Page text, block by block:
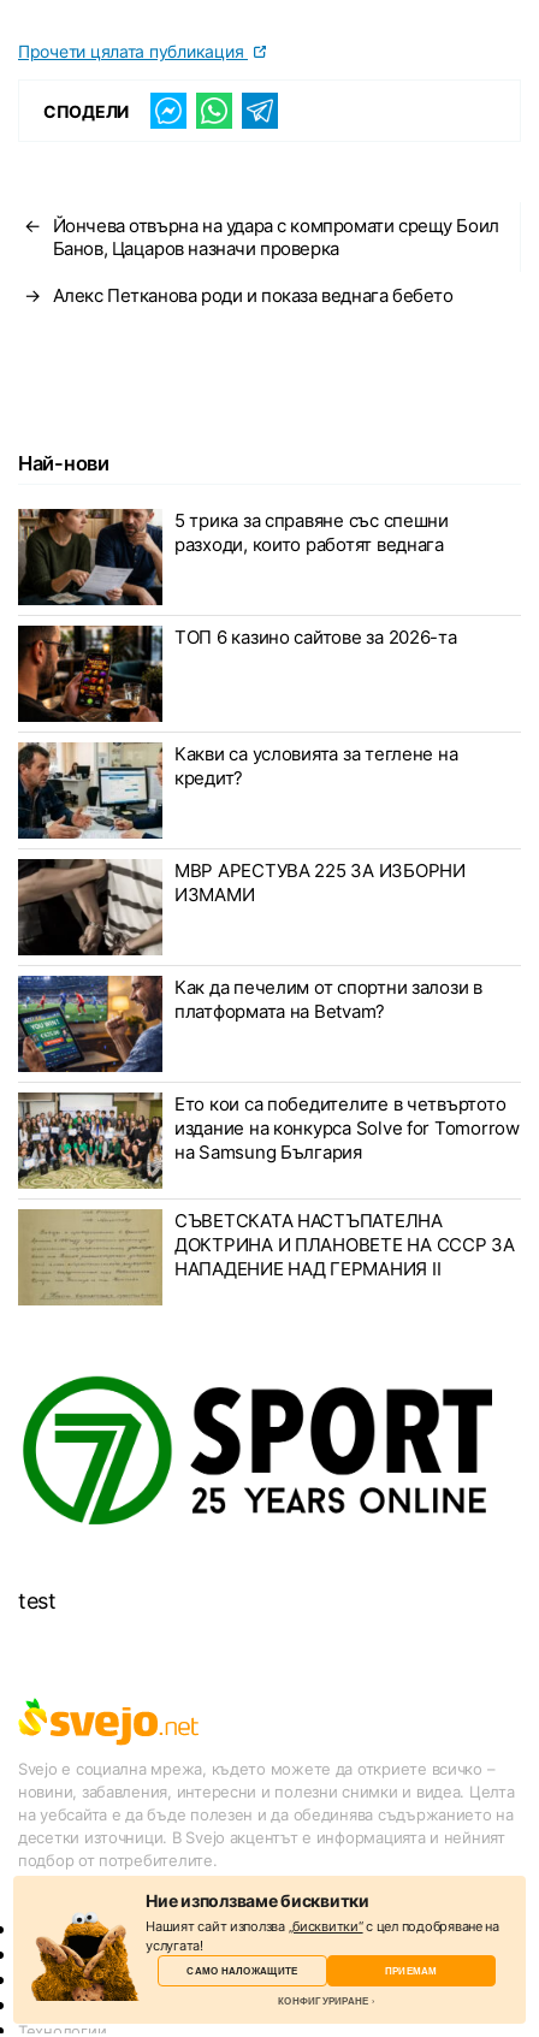
Прочети цялата публикация
СПОДЕЛИ
←
Йончева отвърна на удара с компромати срещу Боил
Банов, Цацаров назначи проверка
→ Алекс Петканова роди и показа веднага бебето
Най-нови
5 трика за справяне със спешни
разходи, които работят веднага
ТОП 6 казино сайтове за 2026-та
Какви са условията за теглене на
кредит?
МВР АРЕСТУВА 225 ЗА ИЗБОРНИ
ИЗМАМИ
Как да печелим от спортни залози в
платформата на Betvam?
Ето кои са победителите в четвъртото
издание на конкурса Solve for Tomorrow
на Samsung България
СЪВЕТСКАТА НАСТЪПАТЕЛНА
ДОКТРИНА И ПЛАНОВЕТЕ НА СССР ЗА
НАПАДЕНИЕ НАД ГЕРМАНИЯ II
test
Svejo е социална мрежа, където можете да откриете всичко –
новини, забавления, интересни и полезни снимки и видеа. Целта
на уебсайта е да бъде полезен и да обединява съдържанието на
десетки източници. В Svejo акцентът е информацията и нейният
подбор от потребителите.
Новини
Слухове
Спорт
Lifestyle
Технологии
Ние използваме бисквитки
Нашият сайт използва „бисквитки“с цел подобряване на
услугата!
САМО НАЛОЖАЩИТЕ ПРИЕМАМ
КОНФИГУРИРАНЕ